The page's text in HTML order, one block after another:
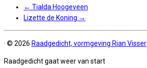
← Tialda Hoogeveen
Lizette de Koning →
· © 2026 Raadgedicht, vormgeving Rian Visser
Raadgedicht gaat weer van start